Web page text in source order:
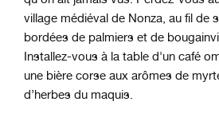
village médiéval de Nonza, au fil de
bordées de palmiers et de
Installez-vous à la table d'un café
une bière corse aux arômes de
d’herbes du maquis.